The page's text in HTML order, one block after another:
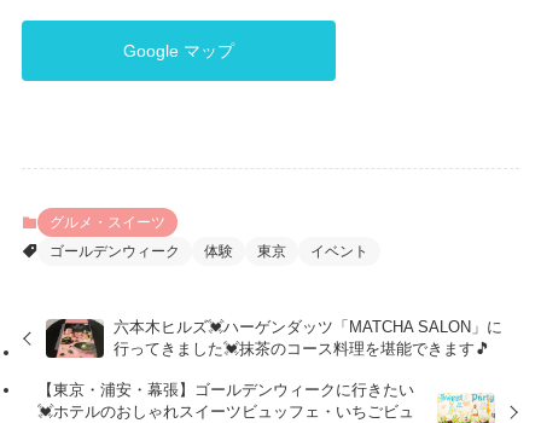
Google マップ
グルメ・スイーツ
ゴールデンウィーク
体験 東京 イベント
六本木ヒルズ💓ハーゲンダッツ「MATCHA SALON」に
行ってきました💓抹茶のコース料理を堪能できます🎵
【東京・浦安・幕張】ゴールデンウィークに行きたい
💓ホテルのおしゃれスイーツビュッフェ・いちごビュ